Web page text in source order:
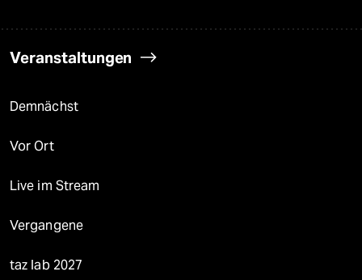
Veranstaltungen
Demnächst
Vor Ort
Live im Stream
Vergangene
taz lab 2027